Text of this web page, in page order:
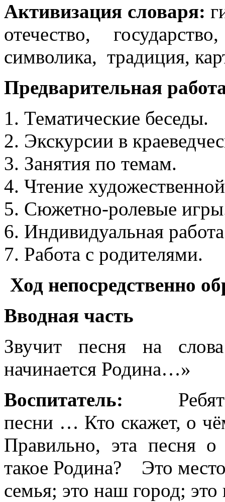
Активизация словаря:
отечество,
символика, традиция,
Предварительная
Тематические беседы.
Экскурсии в
Занятия по темам.
Чтение
Сюжетно-ролевые
Индивидуальная
Работа с родителями.
Ход непосредственно
Вводная часть
Звучит песня на
начинается Родина…»
Воспитатель: Ребята,
песни … Кто скажет, о
Правильно, эта песня
такое Родина? Это
семья; это наш город;